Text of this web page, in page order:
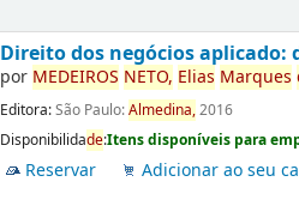
Direito dos negócios aplicado:
por MEDEIROS NETO, Elias Marques
Editora:São Paulo:Almedina,2016
Disponibilidade:Itens disponíveis para
Reservar Adicionar ao seu